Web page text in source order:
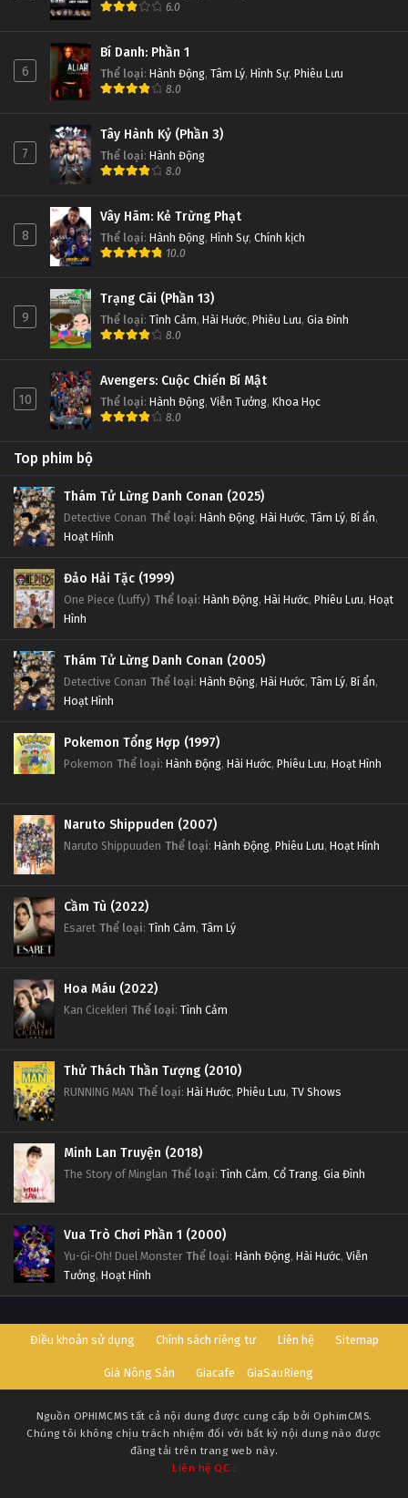
6.0
6
Bí Danh: Phần 1
Thể loại: Hành Động, Tâm Lý, Hình Sự, Phiêu Lưu
8.0
7
Tây Hành Kỷ (Phần 3)
Thể loại: Hành Động
8.0
8
Vây Hãm: Kẻ Trừng Phạt
Thể loại: Hành Động, Hình Sự, Chính kịch
10.0
9
Trạng Cãi (Phần 13)
Thể loại: Tình Cảm, Hài Hước, Phiêu Lưu, Gia Đình
8.0
10
Avengers: Cuộc Chiến Bí Mật
Thể loại: Hành Động, Viễn Tưởng, Khoa Học
8.0
Top phim bộ
Thám Tử Lừng Danh Conan (2025)
Detective Conan Thể loại: Hành Động, Hài Hước, Tâm Lý, Bí ẩn,
Hoạt Hình
Đảo Hải Tặc (1999)
One Piece (Luffy) Thể loại: Hành Động, Hài Hước, Phiêu Lưu, Hoạt
Hình
Thám Tử Lừng Danh Conan (2005)
Detective Conan Thể loại: Hành Động, Hài Hước, Tâm Lý, Bí ẩn,
Hoạt Hình
Pokemon Tổng Hợp (1997)
Pokemon Thể loại: Hành Động, Hài Hước, Phiêu Lưu, Hoạt Hình
Naruto Shippuden (2007)
Naruto Shippuuden Thể loại: Hành Động, Phiêu Lưu, Hoạt Hình
Cầm Tù (2022)
Esaret Thể loại: Tình Cảm, Tâm Lý
Hoa Máu (2022)
Kan Cicekleri Thể loại: Tình Cảm
Thử Thách Thần Tượng (2010)
RUNNING MAN Thể loại: Hài Hước, Phiêu Lưu, TV Shows
Minh Lan Truyện (2018)
The Story of Minglan Thể loại: Tình Cảm, Cổ Trang, Gia Đình
Vua Trò Chơi Phần 1 (2000)
Yu-Gi-Oh! Duel Monster Thể loại: Hành Động, Hài Hước, Viễn
Tưởng, Hoạt Hình
Điều khoản sử dụng Chính sách riêng tư Liên hệ Sitemap
Giá Nông Sản Giacafe GiaSauRieng
Nguồn OPHIMCMS tất cả nội dung được cung cấp bởi OphimCMS.
Chúng tôi không chịu trách nhiệm đối với bất kỳ nội dung nào được
đăng tải trên trang web này.
Liên hệ QC :